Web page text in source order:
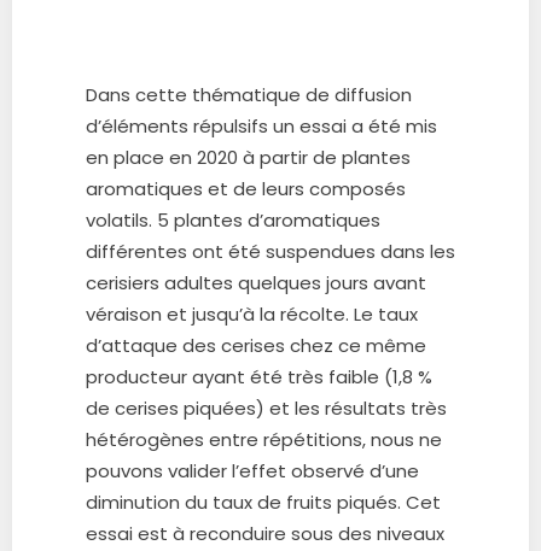
Dans cette thématique de diffusion
d’éléments répulsifs un essai a été mis
en place en 2020 à partir de plantes
aromatiques et de leurs composés
volatils. 5 plantes d’aromatiques
différentes ont été suspendues dans les
cerisiers adultes quelques jours avant
véraison et jusqu’à la récolte. Le taux
d’attaque des cerises chez ce même
producteur ayant été très faible (1,8 %
de cerises piquées) et les résultats très
hétérogènes entre répétitions, nous ne
pouvons valider l’effet observé d’une
diminution du taux de fruits piqués. Cet
essai est à reconduire sous des niveaux